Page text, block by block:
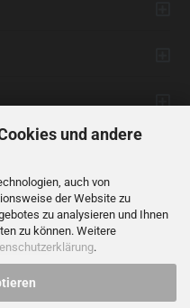
und andere
auch von
der Website zu
zu analysieren und Ihnen
zu können. Weitere
.